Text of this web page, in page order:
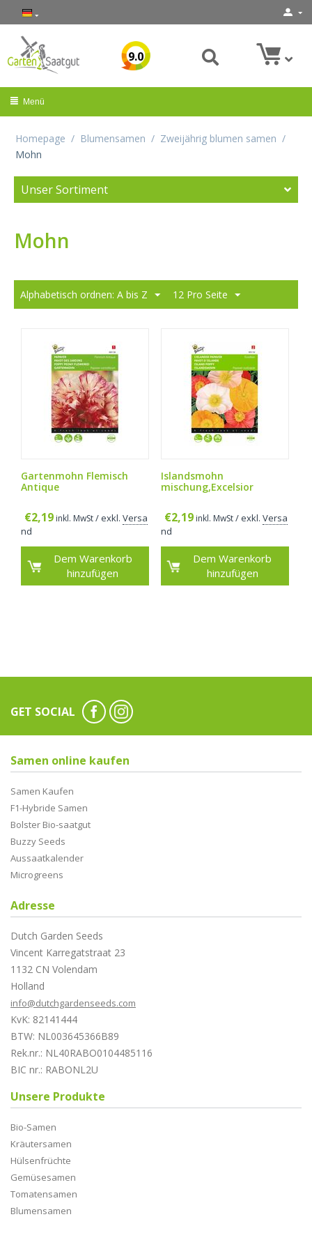
9.0
Menü
Homepage / Blumensamen / Zweijährig blumen samen /
Mohn
Unser Sortiment
Mohn
Alphabetisch ordnen: A bis Z 12 Pro Seite
Gartenmohn Flemisch
Antique
€2,19 inkl. MwSt/ exkl. Versa
nd
Dem Warenkorb
hinzufügen
Islandsmohn
mischung,Excelsior
€2,19 inkl. MwSt / exkl. Versa
nd
Dem Warenkorb
hinzufügen
GET SOCIAL
Samen online kaufen
Samen Kaufen
F1-Hybride Samen
Bolster Bio-saatgut
Buzzy Seeds
Aussaatkalender
Microgreens
Adresse
Dutch Garden Seeds
Vincent Karregatstraat 23
1132 CN Volendam
Holland
info@dutchgardenseeds.com
KvK: 82141444
BTW: NL003645366B89
Rek.nr.: NL40RABO0104485116
BIC nr.: RABONL2U
Unsere Produkte
Bio-Samen
Kräutersamen
Hülsenfrüchte
Gemüsesamen
Tomatensamen
Blumensamen